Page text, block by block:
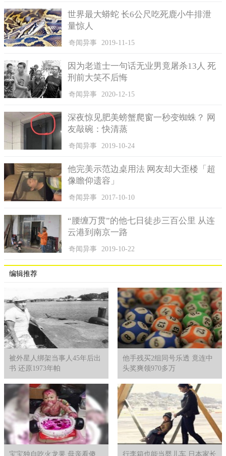
迈尔斯表示父亲的野外生存能力很强，他在被困的四天内通
过食用昆虫和植物保持体力，依靠零散的雨水和自己的汗水满足
生理系统的水分需求。
另外乔纳森因为担心长时间被困会使自己精神崩溃，他每天
将时间分解成以分钟为单位，每5分钟为一阶段。同时，乔纳森也
是个虔诚的信徒，在被困时，他常常祈祷，并进行有节奏的冥
想，让自己的注意力得到分散。
KARE是明尼阿波利斯的NBC分支机构，面对该机构的采访
时，迈尔斯表示对于父亲在事故中表现出的顽强的生命毅力感到
震惊，声称会一直将这种精神铭记在心中，在他遇到困难时，可
目前，乔纳森正在医院接受治疗，医生表示他恢复得很好。
世界最大蟒蛇 长6公尺吃死鹿小牛排泄
量惊人
奇闻异事 2019-11-15
因为老道士一句话无业男竟屠杀13人 死
刑前大笑不后悔
奇闻异事 2020-12-15
深夜惊见肥美螃蟹爬窗一秒变蜘蛛？ 网
友敲碗：快清蒸
奇闻异事 2019-10-24
他完美示范边桌用法 网友却大歪楼「超
像瞻仰遗容」
奇闻异事 2017-10-10
“腰缠万贯”的他七日徒步三百公里 从连
云港到南京一路
奇闻异事 2019-10-22
编辑推荐
被外星人绑架当事人45年后出
书 还原1973年帕
他手残买2组同号乐透 竟连中
头奖爽领970多万
宝宝独自吃火龙果 母亲看傻 行李箱也能当婴儿车 日本家长